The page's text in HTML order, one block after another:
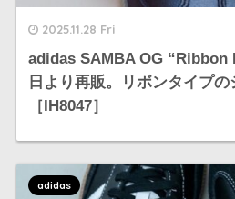
2025.11.28 Fri
adidas SAMBA OG “Ribbon
日より再販。リボンタイプ
［IH8047］
adidas